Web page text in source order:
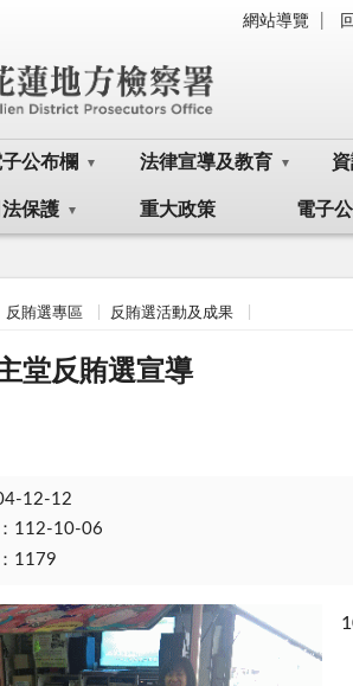
網站導覽
子公布欄 法律宣導及教育
保護 重大政策 電子
反賄選專區 反賄選活動及成果
堂反賄選宣導
12-12
112-10-06
1179